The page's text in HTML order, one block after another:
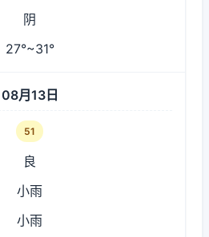
阴
27°~31°
08月13日
51
良
小雨
小雨